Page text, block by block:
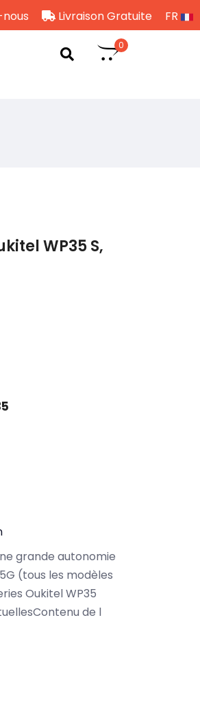
Livraison Gratuite FR
0
WP35 S,
grande autonomie
(tous les modèles
Oukitel WP35
de l